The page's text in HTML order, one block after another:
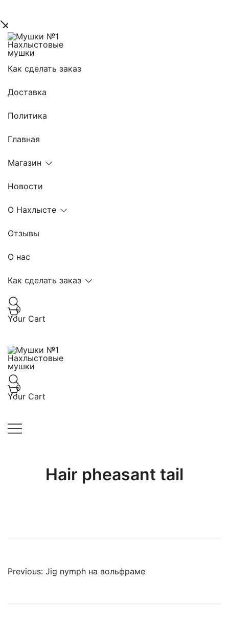
Skip
Мушки №1
Нахлыстовые мушки
Как сделать заказ
Доставка
Политика
Главная
Магазин
Новости
О Нахлысте
Отзывы
О нас
Как сделать заказ
0
Your Cart
Мушки №1
Нахлыстовые мушки
0
Your Cart
Hair pheasant tail
Навигация
Previous: Jig nymph на вольфраме